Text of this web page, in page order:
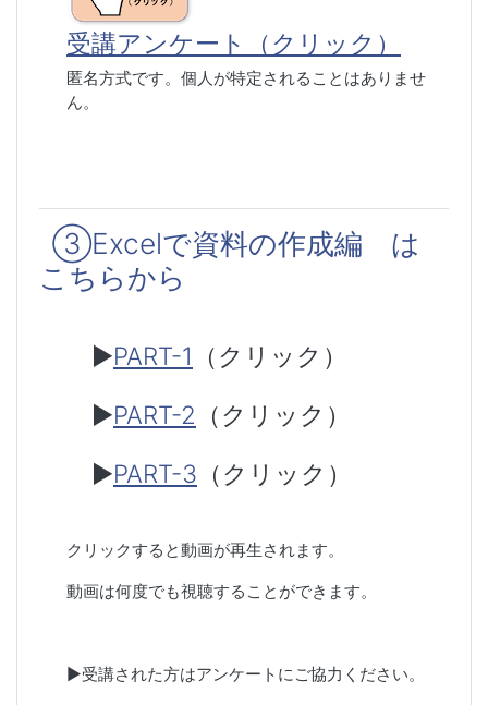
受講アンケート（クリック）
匿名方式です。個人が特定されることはありませ
ん。
③Excelで資料の作成編 は
こちらから
▶PART-1
（クリック）
▶PART-2 （クリック）
▶PART-3 （クリック）
クリックすると動画が再生されます。
動画は何度でも視聴することができます。
▶︎受講された方はアンケートにご協力ください。